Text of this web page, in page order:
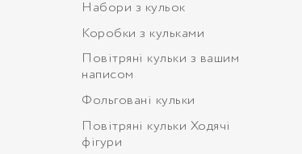
Набори з кульок
Коробки з кульками
Повітряні кульки з вашим
написом
Фольговані кульки
Повітряні кульки Ходячі
фігури